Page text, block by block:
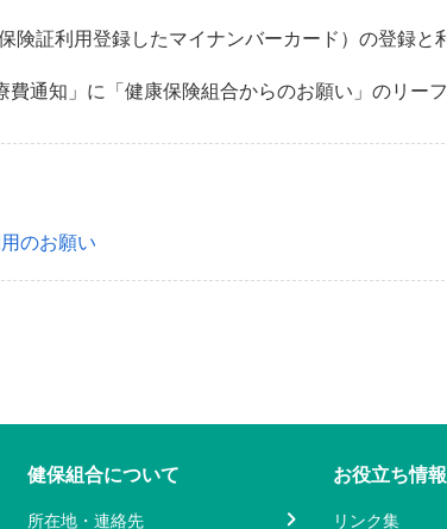
険証利用登録したマイナンバーカード）の登録と
通知」に「健康保険組合からのお願い」のリー
のお願い
健保組合について
所在地・連絡先
お役立ち情報
リンク集